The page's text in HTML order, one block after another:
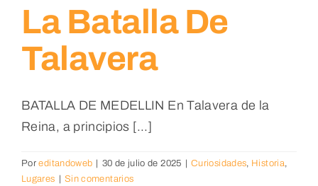
La Batalla De
Talavera
BATALLA DE MEDELLIN En Talavera de la
Reina, a principios [...]
Poreditandoweb | 30 de julio de 2025 | Curiosidades, Historia,
Lugares | Sin comentarios